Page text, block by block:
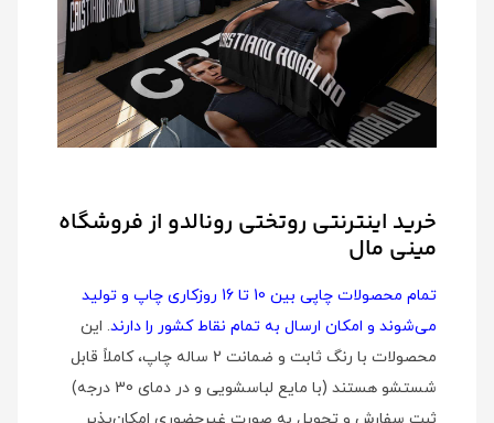
خرید اینترنتی روتختی رونالدو از فروشگاه
مینی مال
تمام محصولات چاپی بین 10 تا 16 روزکاری چاپ و تولید
می‌شوند و امکان ارسال به تمام نقاط کشور را دارند. این
محصولات با رنگ ثابت و ضمانت 2 ساله چاپ، کاملاً قابل
شستشو هستند (با مایع لباسشویی و در دمای 30 درجه)